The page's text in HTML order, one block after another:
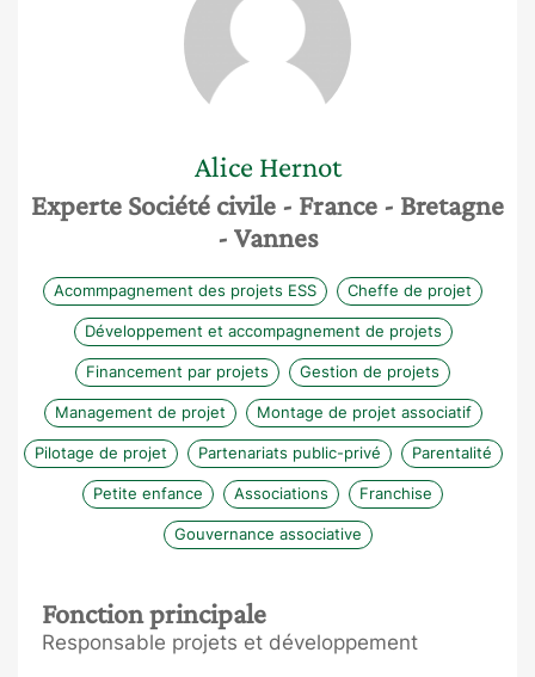
Alice Hernot
Experte Société civile - France - Bretagne
- Vannes
Acommpagnement des projets ESS Cheffe de projet
Développement et accompagnement de projets
Financement par projets Gestion de projets
Management de projet Montage de projet associatif
Pilotage de projet Partenariats public-privé Parentalité
Petite enfance Associations Franchise
Gouvernance associative
Fonction principale
Responsable projets et développement